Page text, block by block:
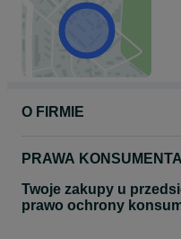
O FIRMIE
PRAWA KONSUMENTA
Twoje zakupy u
prawo ochrony